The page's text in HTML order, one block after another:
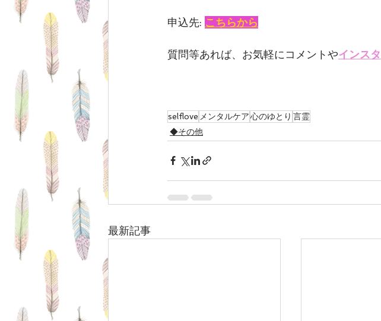
申込先: こちらから
質問等あれば、お気軽にコメントやインスタ
selflove メンタルケア心のゆとり 言霊
◆その他
最新記事